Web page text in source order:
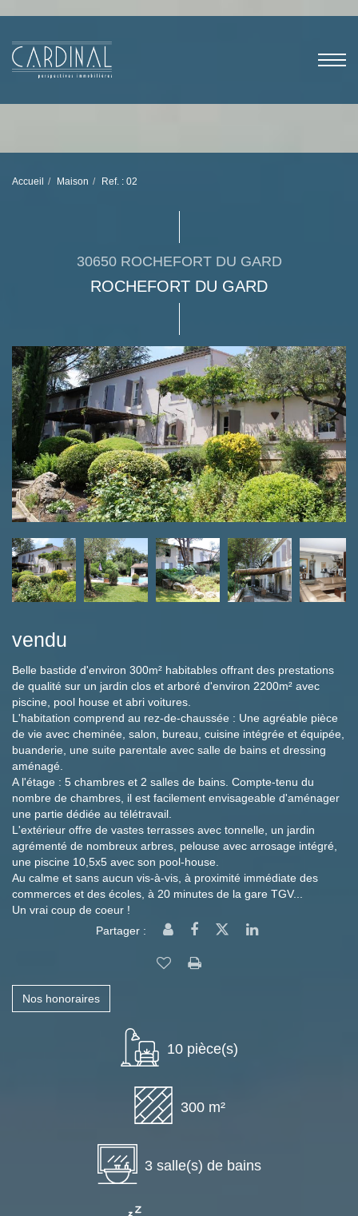
Accueil Maison Ref. : 02
30650 ROCHEFORT DU GARD
ROCHEFORT DU GARD
vendu
Belle bastide d'environ 300m² habitables offrant des prestations
de qualité sur un jardin clos et arboré d'environ 2200m² avec
piscine, pool house et abri voitures.
L'habitation comprend au rez-de-chaussée : Une agréable pièce
de vie avec cheminée, salon, bureau, cuisine intégrée et équipée,
buanderie, une suite parentale avec salle de bains et dressing
aménagé.
A l'étage : 5 chambres et 2 salles de bains. Compte-tenu du
nombre de chambres, il est facilement envisageable d'aménager
une partie dédiée au télétravail.
L'extérieur offre de vastes terrasses avec tonnelle, un jardin
agrémenté de nombreux arbres, pelouse avec arrosage intégré,
une piscine 10,5x5 avec son pool-house.
Au calme et sans aucun vis-à-vis, à proximité immédiate des
commerces et des écoles, à 20 minutes de la gare TGV...
Un vrai coup de coeur !
Partager :
Nos honoraires
10 pièce(s)
300 m²
3 salle(s) de bains